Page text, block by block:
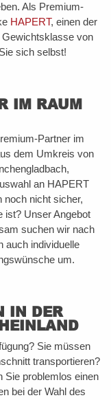
Als Premium-
HAPERT, einen der
Gewichtsklasse von
sich selbst!
IM RAUM
Partner im
dem Umkreis von
an HAPERT
noch nicht sicher,
ist? Unser Angebot
suchen wir nach
auch individuelle
um.
IN DER
Sie müssen
transportieren?
Sie problemlos einen
bei der Wahl des